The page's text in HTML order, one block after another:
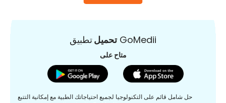
تحميلتطبيق GoMedii
متاح على
حل شامل قائم على التكنولوجيا لجميع احتياجاتك الطبية مع إمكانية التتبع